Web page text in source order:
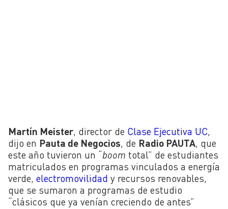
Martín Meister, director de Clase Ejecutiva UC,
dijo en Pauta de Negocios, de Radio PAUTA, que
este año tuvieron un “boom total” de estudiantes
matriculados en programas vinculados a energía
verde, electromovilidad y recursos renovables,
que se sumaron a programas de estudio
“clásicos que ya venían creciendo de antes”